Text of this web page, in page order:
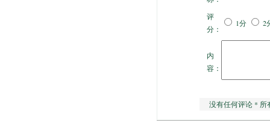
评
分：
1分 2
内
容：
没有任何评论 * 所